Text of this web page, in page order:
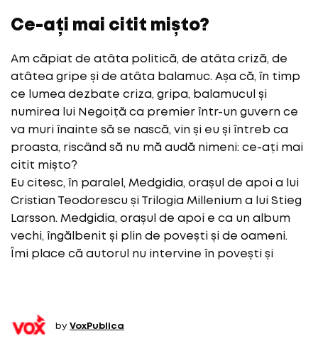
Ce-ați mai citit mișto?
Am căpiat de atâta politică, de atâta criză, de
atâtea gripe și de atâta balamuc. Așa că, în timp
ce lumea dezbate criza, gripa, balamucul și
numirea lui Negoiță ca premier într-un guvern ce
va muri înainte să se nască, vin și eu și întreb ca
proasta, riscând să nu mă audă nimeni: ce-ați mai
citit mișto?
Eu citesc, în paralel, Medgidia, orașul de apoi a lui
Cristian Teodorescu și Trilogia Millenium a lui Stieg
Larsson. Medgidia, orașul de apoi e ca un album
vechi, îngălbenit și plin de povești și de oameni.
Îmi place că autorul nu intervine în povești și
by VoxPublica